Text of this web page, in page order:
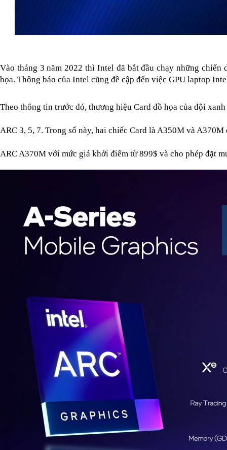
Vào tháng 3 năm 2022 thì Intel đã bắt đầu chạy những
họa. Thông báo của Intel cũng đề cập đến việc GPU laptop
Theo thông tin trước đó, thương hiệu Card đồ họa của đội
ARC 3, 5, 7. Trong số này, hai chiếc Card là A350M và
ARC A370M với mức giá khởi điểm từ 899$ và cho phép đặt